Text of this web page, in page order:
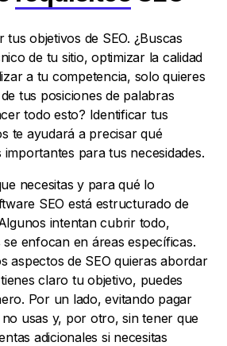
tus objetivos de SEO. ¿Buscas
de tu sitio, optimizar la calidad
a tu competencia, solo quieres
tus posiciones de palabras
todo esto? Identificar tus
te ayudará a precisar qué
para tus necesidades.
necesitas y para qué lo
SEO está estructurado de
intentan cubrir todo,
enfocan en áreas específicas.
aspectos de SEO quieras abordar
claro tu objetivo, puedes
Por un lado, evitando pagar
usas y, por otro, sin tener que
adicionales si necesitas